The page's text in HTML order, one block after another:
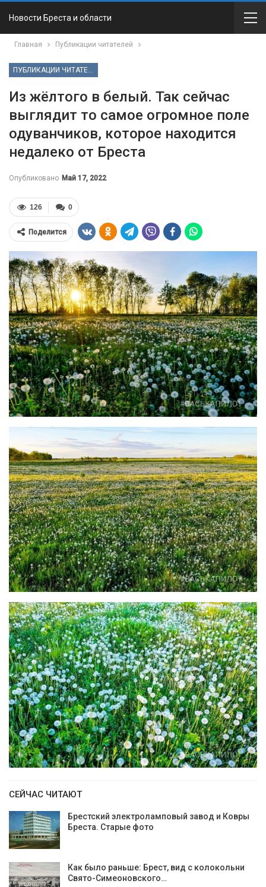
Новости Бреста и области
Главная Публикации читателей
ПУБЛИКАЦИИ ЧИТАТЕЛЕЙ
Из жёлтого в белый. Так сейчас
выглядит то самое огромное поле
одуванчиков, которое находится
недалеко от Бреста
Опубликовано Май 17, 2022
0
126
Поделится
СЕЙЧАС ЧИТАЮТ
Брестский электроламповый завод и Ковры
Бреста. Старые фото
Как было раньше: Брест, вид с колокольни
Cвято-Симеоновского…